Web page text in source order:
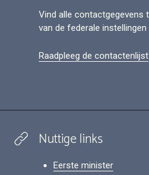
Vind alle contactgegevens
van de federale instellingen
Raadpleeg de contactenlijst
Nuttige links
Eerste minister